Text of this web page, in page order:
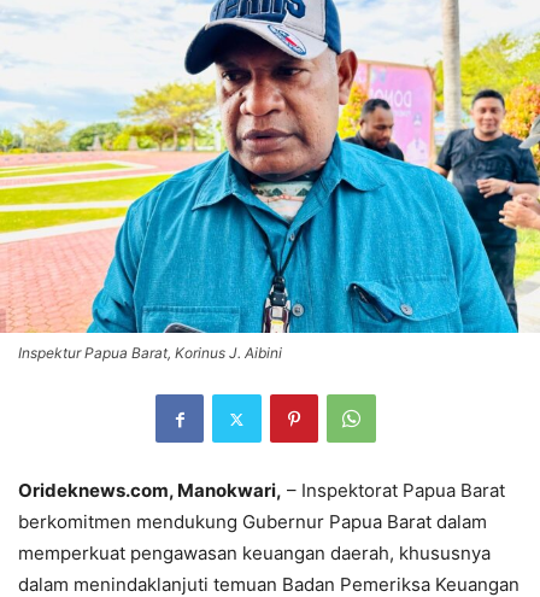
Inspektur Papua Barat, Korinus J. Aibini
Orideknews.com, Manokwari, – Inspektorat Papua Barat
berkomitmen mendukung Gubernur Papua Barat dalam
memperkuat pengawasan keuangan daerah, khususnya
dalam menindaklanjuti temuan Badan Pemeriksa Keuangan